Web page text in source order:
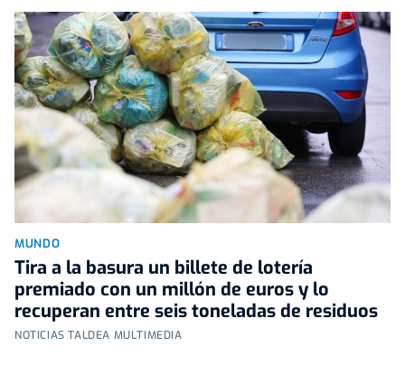
MUNDO
Tira a la basura un billete de lotería
premiado con un millón de euros y lo
recuperan entre seis toneladas de residuos
NOTICIAS TALDEA MULTIMEDIA